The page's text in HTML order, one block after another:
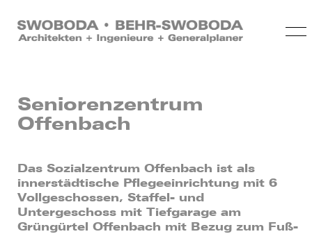
Seniorenzentrum
Offenbach
Das Sozialzentrum Offenbach ist als
innerstädtische Pflegeeinrichtung mit 6
Vollgeschossen, Staffel- und
Untergeschoss mit Tiefgarage am
Grüngürtel Offenbach mit Bezug zum Fuß-